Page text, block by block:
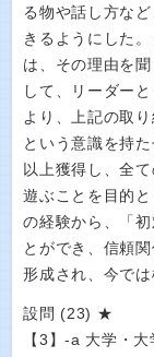
る物や話し方な
きるようにした
は、その理由を
して、リーダー
より、上記の取
という意識を持
以上獲得し、全
遊ぶことを目的
の経験から、「
とができ、信頼
形成され、今で
設問 (23) ★
【3】-a 大学・